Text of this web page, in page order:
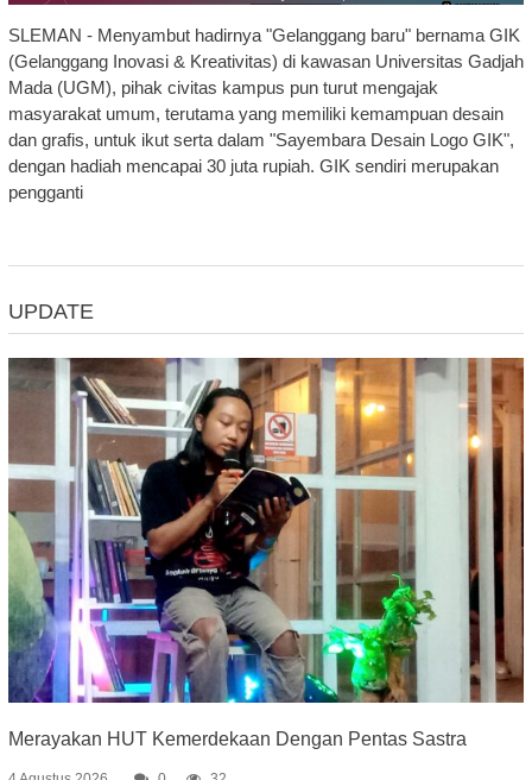
SLEMAN - Menyambut hadirnya "Gelanggang baru" bernama GIK
(Gelanggang Inovasi & Kreativitas) di kawasan Universitas Gadjah
Mada (UGM), pihak civitas kampus pun turut mengajak
masyarakat umum, terutama yang memiliki kemampuan desain
dan grafis, untuk ikut serta dalam "Sayembara Desain Logo GIK",
dengan hadiah mencapai 30 juta rupiah. GIK sendiri merupakan
pengganti
UPDATE
Merayakan HUT Kemerdekaan Dengan Pentas Sastra